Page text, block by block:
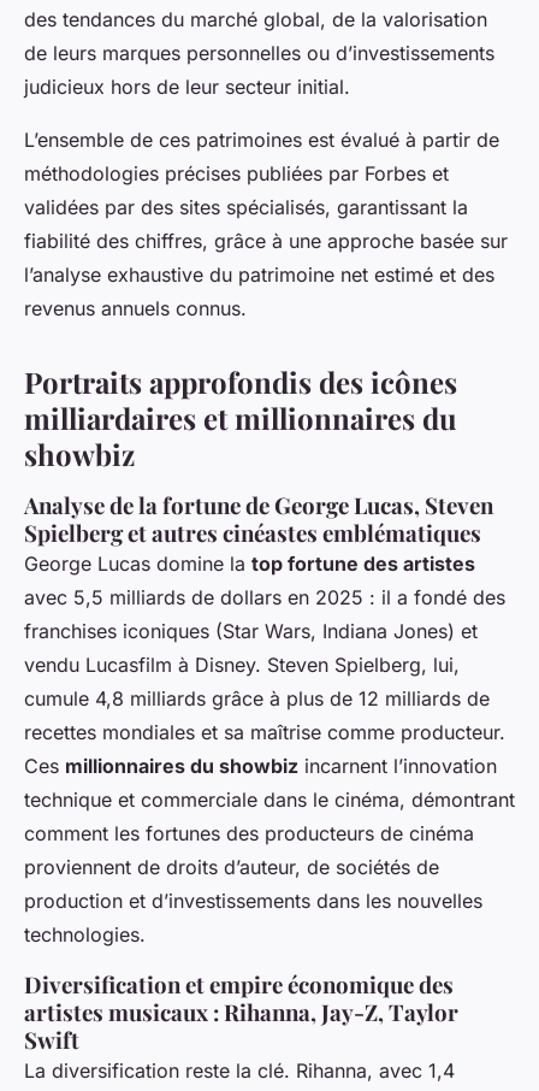
des tendances du marché global, de la valorisation
de leurs marques personnelles ou d’investissements
judicieux hors de leur secteur initial.
L’ensemble de ces patrimoines est évalué à partir de
méthodologies précises publiées par Forbes et
validées par des sites spécialisés, garantissant la
fiabilité des chiffres, grâce à une approche basée sur
l’analyse exhaustive du patrimoine net estimé et des
revenus annuels connus.
Portraits approfondis des icônes
milliardaires et millionnaires du
showbiz
Analyse de la fortune de George Lucas, Steven
Spielberg et autres cinéastes emblématiques
George Lucas domine la top fortune des artistes
avec 5,5 milliards de dollars en 2025 : il a fondé des
franchises iconiques (Star Wars, Indiana Jones) et
vendu Lucasfilm à Disney. Steven Spielberg, lui,
cumule 4,8 milliards grâce à plus de 12 milliards de
recettes mondiales et sa maîtrise comme producteur.
Ces millionnaires du showbiz incarnent l’innovation
technique et commerciale dans le cinéma, démontrant
comment les fortunes des producteurs de cinéma
proviennent de droits d’auteur, de sociétés de
production et d’investissements dans les nouvelles
technologies.
Diversification et empire économique des
artistes musicaux : Rihanna, Jay-Z, Taylor
Swift
La diversification reste la clé. Rihanna, avec 1,4